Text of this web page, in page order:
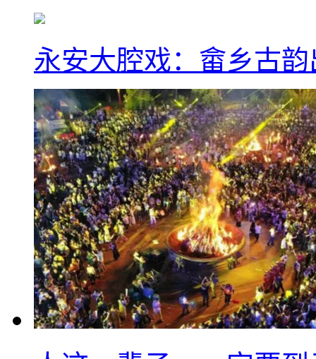
永安大腔戏：畲乡古